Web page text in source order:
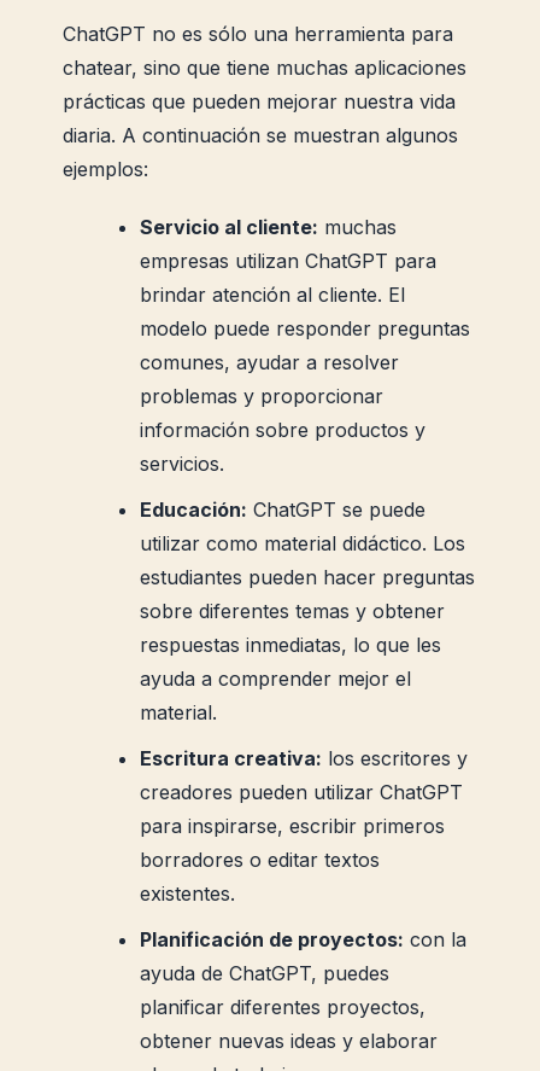
ChatGPT no es sólo una herramienta para
chatear, sino que tiene muchas aplicaciones
prácticas que pueden mejorar nuestra vida
diaria. A continuación se muestran algunos
ejemplos:
Servicio al cliente: muchas
empresas utilizan ChatGPT para
brindar atención al cliente. El
modelo puede responder preguntas
comunes, ayudar a resolver
problemas y proporcionar
información sobre productos y
servicios.
Educación: ChatGPT se puede
utilizar como material didáctico. Los
estudiantes pueden hacer preguntas
sobre diferentes temas y obtener
respuestas inmediatas, lo que les
ayuda a comprender mejor el
material.
Escritura creativa: los escritores y
creadores pueden utilizar ChatGPT
para inspirarse, escribir primeros
borradores o editar textos
existentes.
Planificación de proyectos: con la
ayuda de ChatGPT, puedes
planificar diferentes proyectos,
obtener nuevas ideas y elaborar